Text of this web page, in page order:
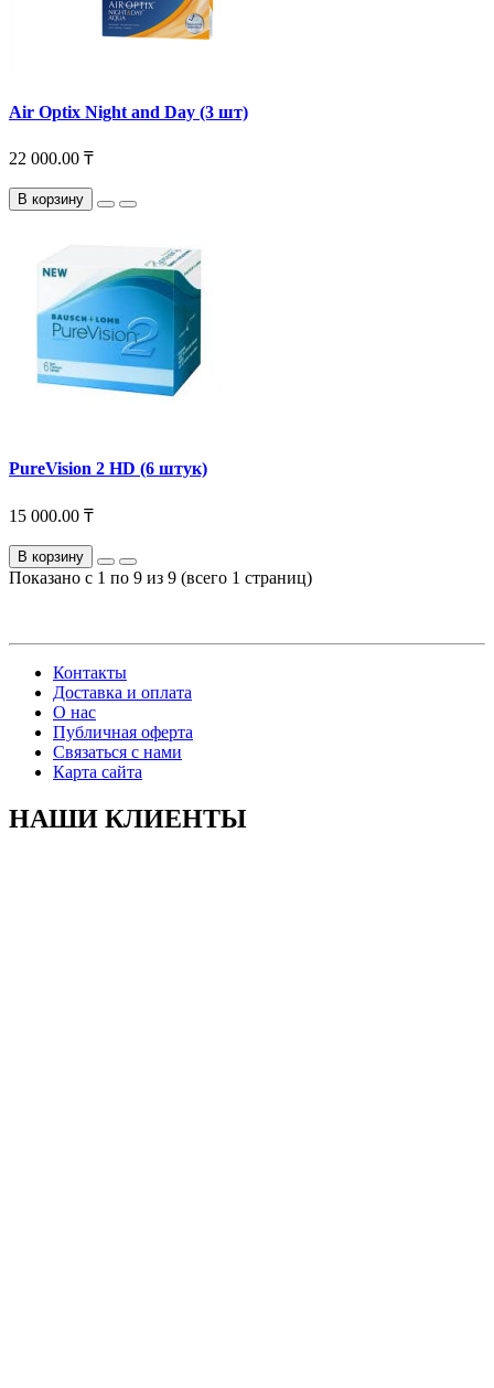
Air Optix Night and Day (3 шт)
22 000.00 ₸
В корзину
PureVision 2 HD (6 штук)
15 000.00 ₸
В корзину
Показано с 1 по 9 из 9 (всего 1 страниц)
Контакты
Доставка и оплата
О нас
Публичная оферта
Связаться с нами
Карта сайта
НАШИ КЛИЕНТЫ